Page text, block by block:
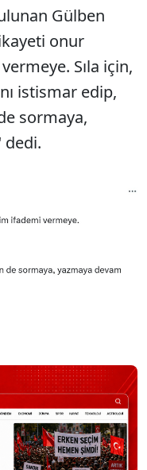
Gülben
onur
Sıla için,
istismar edip,
sormaya,
dedi.